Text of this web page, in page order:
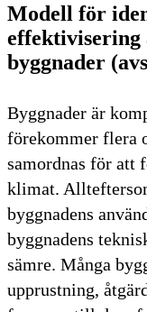
Modell för
effektivisering
byggnader
Byggnader är
förekommer flera
samordnas för att
klimat.
byggnadens
byggnadens
sämre. Många
upprustning,